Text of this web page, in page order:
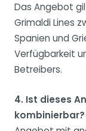
Das Angebot
Grimaldi Lines
Spanien und
Verfügbarkeit
Betreibers.
4. Ist dieses
kombinierbar?